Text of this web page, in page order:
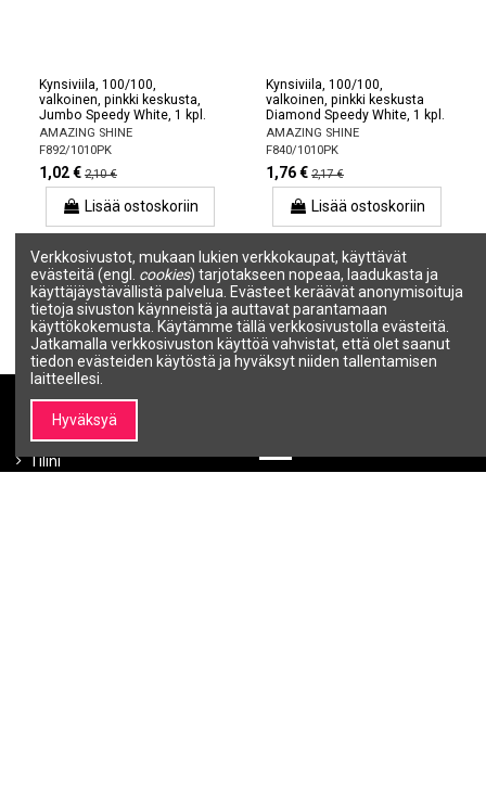
Kynsiviila, 100/100,
valkoinen, pinkki keskusta,
Jumbo Speedy White, 1 kpl.
AMAZING SHINE
F892/1010PK
1,02 € 2,10 €
Lisää ostoskoriin
Kynsiviila, 100/100,
valkoinen, pinkki keskusta
Diamond Speedy White, 1 kpl.
AMAZING SHINE
F840/1010PK
1,76 € 2,17 €
Lisää ostoskoriin
1 2 3 4
Minun SALON LINE
Tilini
Verkkosivustot, mukaan lukien verkkokaupat, käyttävät
evästeitä (engl. cookies) tarjotakseen nopeaa, laadukasta ja
käyttäjäystävällistä palvelua. Evästeet keräävät anonymisoituja
tietoja sivuston käynneistä ja auttavat parantamaan
käyttökokemusta. Käytämme tällä verkkosivustolla evästeitä.
Jatkamalla verkkosivuston käyttöä vahvistat, että olet saanut
tiedon evästeiden käytöstä ja hyväksyt niiden tallentamisen
laitteellesi.
Hyväksyä